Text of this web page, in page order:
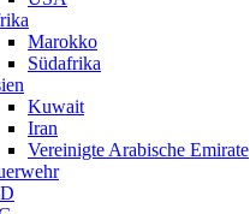
Marokko
Südafrika
Kuwait
Iran
Vereinigte Arabische Emirate